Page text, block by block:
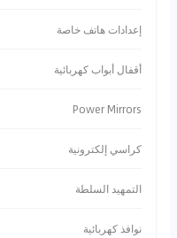
إعدادات هاتف خاصة
أقفال أبواب كهربائية
Power Mirrors
كراسي إلكترونية
التمهيد السلطة
نوافذ كهربائية